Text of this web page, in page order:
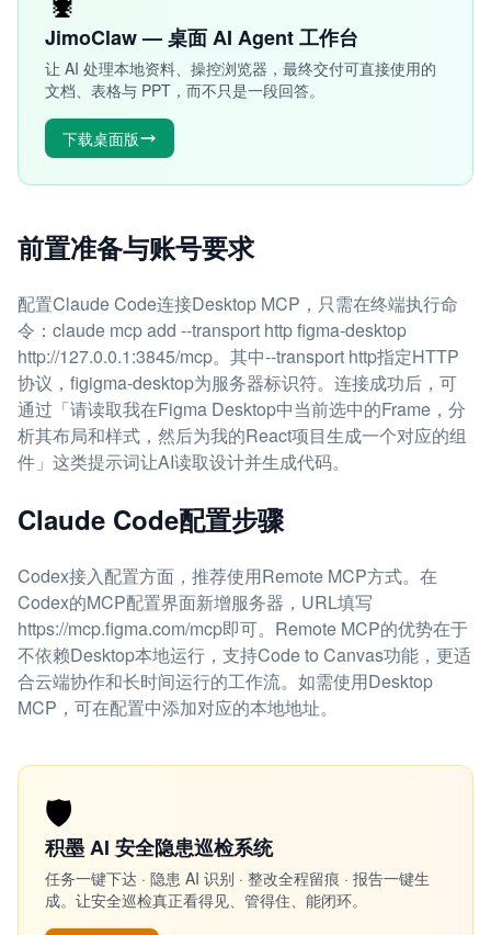
JimoClaw — 桌面 AI Agent 工作台
让 AI 处理本地资料、操控浏览器，最终交付可直接使用的
文档、表格与 PPT，而不只是一段回答。
下载桌面版
前置准备与账号要求
配置Claude Code连接Desktop MCP，只需在终端执行命
令：claude mcp add --transport http figma-desktop
http://127.0.0.1:3845/mcp。其中--transport http指定HTTP
协议，figigma-desktop为服务器标识符。连接成功后，可
通过「请读取我在Figma Desktop中当前选中的Frame，分
析其布局和样式，然后为我的React项目生成一个对应的组
件」这类提示词让AI读取设计并生成代码。
Claude Code配置步骤
Codex接入配置方面，推荐使用Remote MCP方式。在
Codex的MCP配置界面新增服务器，URL填写
https://mcp.figma.com/mcp即可。Remote MCP的优势在于
不依赖Desktop本地运行，支持Code to Canvas功能，更适
合云端协作和长时间运行的工作流。如需使用Desktop
MCP，可在配置中添加对应的本地地址。
🛡️
积墨 AI 安全隐患巡检系统
任务一键下达 · 隐患 AI 识别 · 整改全程留痕 · 报告一键生
成。让安全巡检真正看得见、管得住、能闭环。